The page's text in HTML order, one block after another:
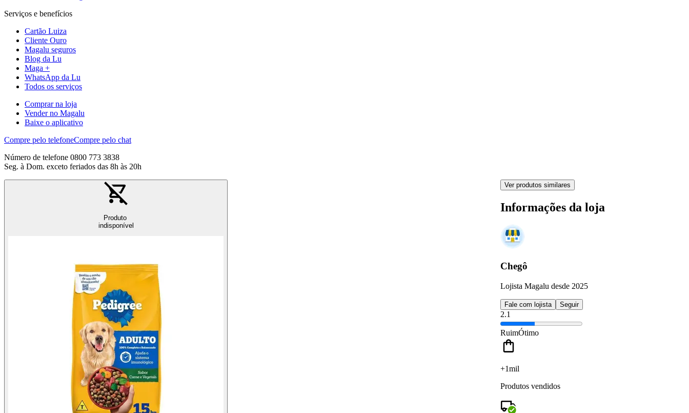
Serviços e benefícios
Cartão Luiza
Cliente Ouro
Magalu seguros
Blog da Lu
Maga +
WhatsApp da Lu
Todos os serviços
Comprar na loja
Vender no Magalu
Baixe o aplicativo
Compre pelo telefoneCompre pelo chat
Número de telefone 0800 773 3838
Seg. à Dom. exceto feriados das 8h às 20h
Produto
indisponível
Ver produtos similares
Informações da loja
Chegô
Lojista Magalu desde 2025
Fale com lojista Seguir
2.1
RuimÓtimo
+1mil
Produtos vendidos